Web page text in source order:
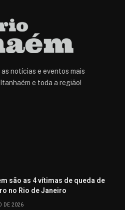
notícias e eventos mais
e toda a região!
são as 4 vítimas de queda de
no Rio de Janeiro
DE 2026